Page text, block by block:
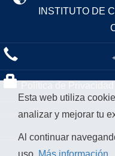
INSTITUTO DE
Esta web utiliza
analizar y mejorar tu
Al continuar
uso. Más información